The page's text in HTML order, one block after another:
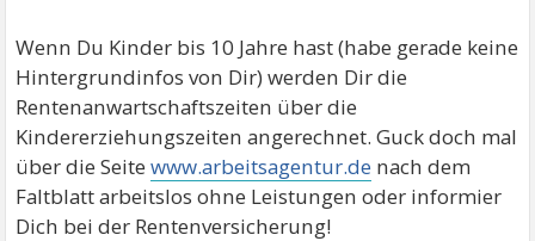
Wenn Du Kinder bis 10 Jahre hast (habe gerade keine
Hintergrundinfos von Dir) werden Dir die
Rentenanwartschaftszeiten über die
Kindererziehungszeiten angerechnet. Guck doch mal
über die Seitewww.arbeitsagentur.de nach dem
Faltblatt arbeitslos ohne Leistungen oder informier
Dich bei der Rentenversicherung!